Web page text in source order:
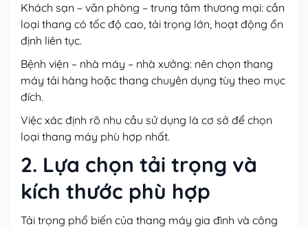
Khách sạn – văn phòng – trung tâm thương mại: cần
loại thang có tốc độ cao, tải trọng lớn, hoạt động ổn
định liên tục.
Bệnh viện – nhà máy – nhà xưởng: nên chọn thang
máy tải hàng hoặc thang chuyên dụng tùy theo mục
đích.
Việc xác định rõ nhu cầu sử dụng là cơ sở để chọn
loại thang máy phù hợp nhất.
2. Lựa chọn tải trọng và
kích thước phù hợp
Tải trọng phổ biến của thang máy gia đình và công